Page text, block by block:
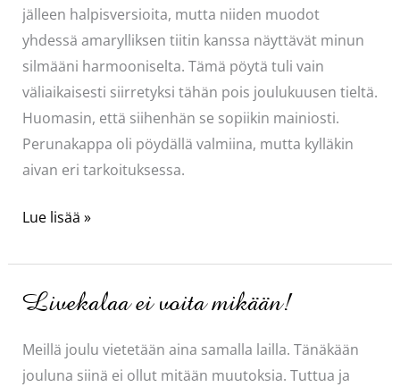
jälleen halpisversioita, mutta niiden muodot
yhdessä amarylliksen tiitin kanssa näyttävät minun
silmääni harmooniselta. Tämä pöytä tuli vain
väliaikaisesti siirretyksi tähän pois joulukuusen tieltä.
Huomasin, että siihenhän se sopiikin mainiosti.
Perunakappa oli pöydällä valmiina, mutta kylläkin
aivan eri tarkoituksessa.
My
Lue lisää »
Livekalaa ei voita mikään!
Meillä joulu vietetään aina samalla lailla. Tänäkään
jouluna siinä ei ollut mitään muutoksia. Tuttua ja